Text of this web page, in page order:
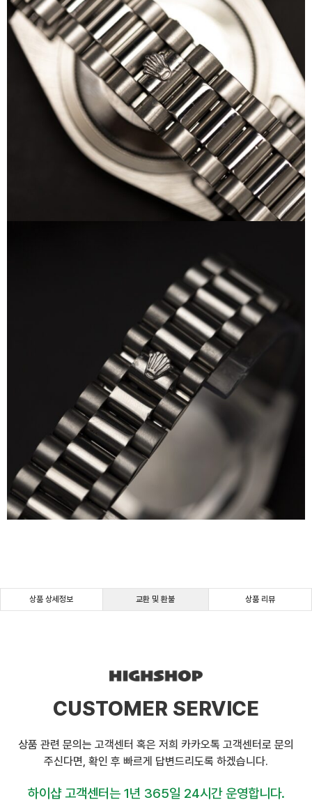
상품 상세정보 교환 및 환불 상품 리뷰
CUSTOMER SERVICE
상품 관련 문의는 고객센터 혹은 저희 카카오톡 고객센터로 문의
주신다면, 확인 후 빠르게 답변드리도록 하겠습니다.
하이샵 고객센터는 1년 365일 24시간 운영합니다.